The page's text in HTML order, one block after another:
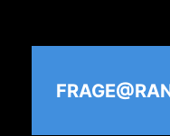
Inhalt
springen